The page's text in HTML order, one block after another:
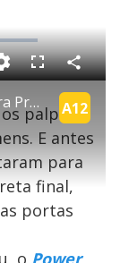
Casais pensam em apostas para Prova dos Homens | Power Couple Brasil 6 A12
F
l
s
c
r
e
n
C
o
m
p
a
i
l
a
palpites
E antes
para
final,
portas
o Power